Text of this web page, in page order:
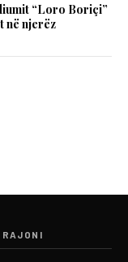
“Loro Boriçi”
në njerëz